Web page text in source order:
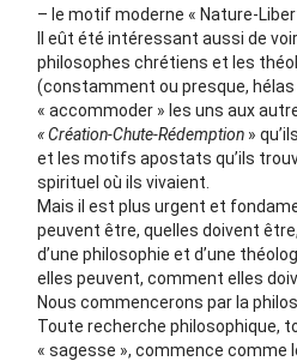
– le motif moderne « Nature-
Il eût été intéressant aussi de
philosophes chrétiens et les
(constamment ou presque, hélas
« accommoder » les uns aux
« Création-Chute-Rédemption »
et les motifs apostats qu’ils
spirituel où ils vivaient.
Mais il est plus urgent et
peuvent être, quelles doivent
d’une philosophie et d’une
elles peuvent, comment elles
Nous commencerons par la
Toute recherche philosophique,
« sagesse », commence comme